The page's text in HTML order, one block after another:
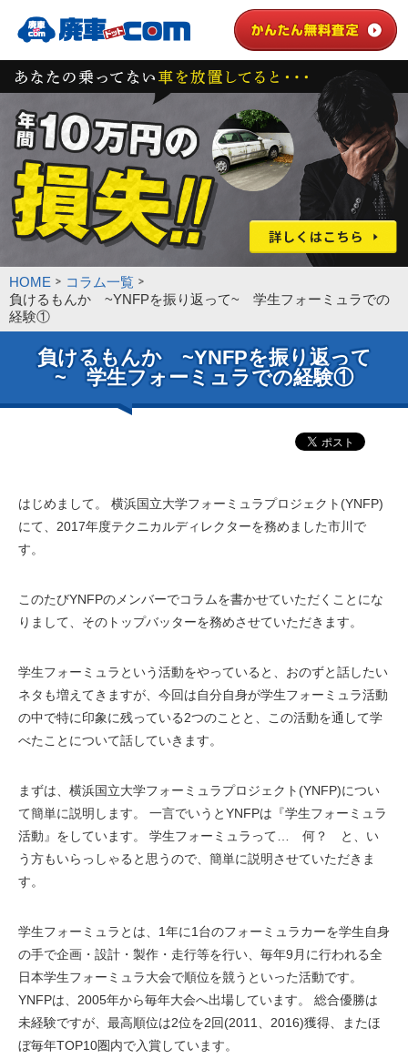
HOME
コラム一覧
負けるもんか ~YNFPを振り返って~ 学生フォーミュラでの
経験①
負けるもんか ~YNFPを振り返って
~ 学生フォーミュラでの経験①
はじめまして。 横浜国立大学フォーミュラプロジェクト(YNFP)
にて、2017年度テクニカルディレクターを務めました市川で
す。
このたびYNFPのメンバーでコラムを書かせていただくことにな
りまして、そのトップバッターを務めさせていただきます。
学生フォーミュラという活動をやっていると、おのずと話したい
ネタも増えてきますが、今回は自分自身が学生フォーミュラ活動
の中で特に印象に残っている2つのことと、この活動を通して学
べたことについて話していきます。
まずは、横浜国立大学フォーミュラプロジェクト(YNFP)につい
て簡単に説明します。 一言でいうとYNFPは『学生フォーミュラ
活動』をしています。 学生フォーミュラって… 何？ と、い
う方もいらっしゃると思うので、簡単に説明させていただきま
す。
学生フォーミュラとは、1年に1台のフォーミュラカーを学生自身
の手で企画・設計・製作・走行等を行い、毎年9月に行われる全
日本学生フォーミュラ大会で順位を競うといった活動です。
YNFPは、2005年から毎年大会へ出場しています。 総合優勝は
未経験ですが、最高順位は2位を2回(2011、2016)獲得、またほ
ぼ毎年TOP10圏内で入賞しています。